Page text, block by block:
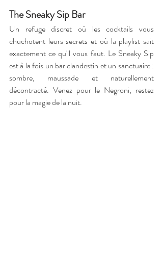
The Sneaky Sip Bar
Un refuge discret où les cocktails vous
chuchotent leurs secrets et où la playlist sait
exactement ce qu'il vous faut. Le Sneaky Sip
est à la fois un bar clandestin et un sanctuaire :
sombre, maussade et naturellement
décontracté. Venez pour le Negroni, restez
pour la magie de la nuit.